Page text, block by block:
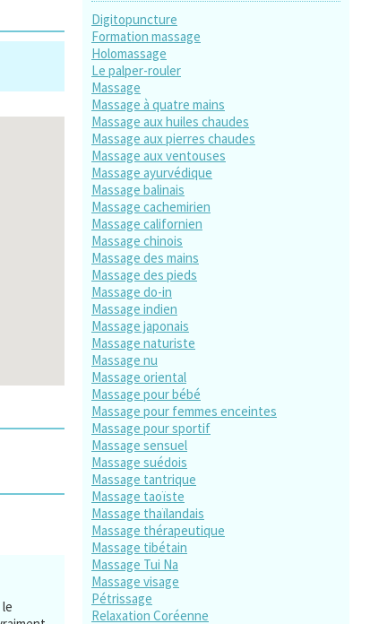
Digitopuncture
Formation massage
Holomassage
Le palper-rouler
Massage
Massage à quatre mains
Massage aux huiles chaudes
Massage aux pierres chaudes
Massage aux ventouses
Massage ayurvédique
Massage balinais
Massage cachemirien
Massage californien
Massage chinois
Massage des mains
Massage des pieds
Massage do-in
Massage indien
Massage japonais
Massage naturiste
Massage nu
Massage oriental
Massage pour bébé
Massage pour femmes enceintes
Massage pour sportif
Massage sensuel
Massage suédois
Massage tantrique
Massage taoïste
Massage thaïlandais
Massage thérapeutique
Massage tibétain
Massage Tui Na
Massage visage
Pétrissage
Relaxation Coréenne